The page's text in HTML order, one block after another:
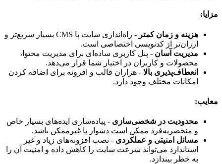
مزایا:
هزینه و زمان کمتر
- راه‌اندازی سایت با CMS بسیار سریع‌تر و
ارزان‌تر از کدنویسی اختصاصی است.
مدیریت آسان - پنل کاربری ساده‌ای برای مدیریت محتوا،
محصولات و کاربران در اختیار شما قرار می‌دهد.
انعطاف‌پذیری بالا - هزاران قالب و افزونه برای اضافه کردن
امکانات مختلف وجود دارد.
معایب:
محدودیت در شخصی‌سازی - پیاده‌سازی ایده‌های بسیار خاص
و منحصربه‌فرد ممکن است دشوار یا غیرممکن باشد.
مسائل امنیتی و عملکردی - نصب افزونه‌های زیاد و غیر
استاندارد می‌تواند سرعت سایت را کاهش داده و امنیت آن را
به خطر بیندازد.